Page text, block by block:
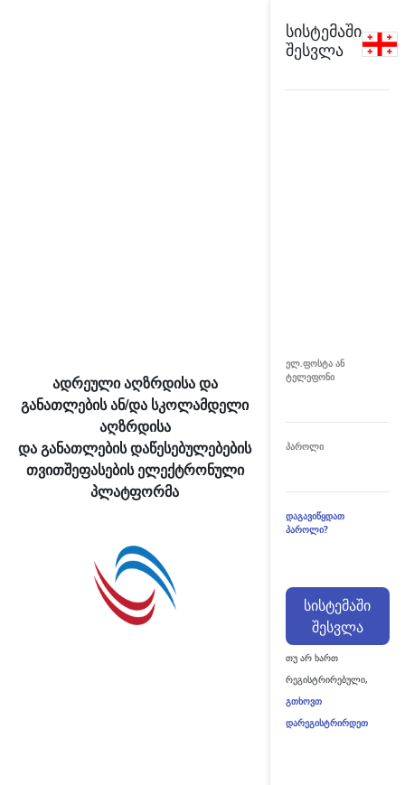
ადრეული აღზრდისა და
განათლების ან/და სკოლამდელი
აღზრდისა
და განათლების დაწესებულებების
თვითშეფასების ელექტრონული
პლატფორმა
სისტემაში
შესვლა
ელ.ფოსტა ან
ტელეფონი
პაროლი
დაგავიწყდათ
პაროლი?
სისტემაში
შესვლა
თუ არ ხართ
რეგისტრირებული,
გთხოვთ
დარეგისტრირდეთ